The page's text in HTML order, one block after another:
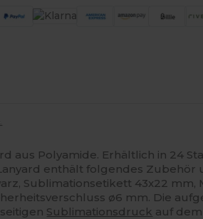
aus Polyamide. Erhältlich in 24
enthält folgendes Zubehör
Sublimationsetikett 43x22 mm,
ø6 mm. Die
Sublimationsdruck auf